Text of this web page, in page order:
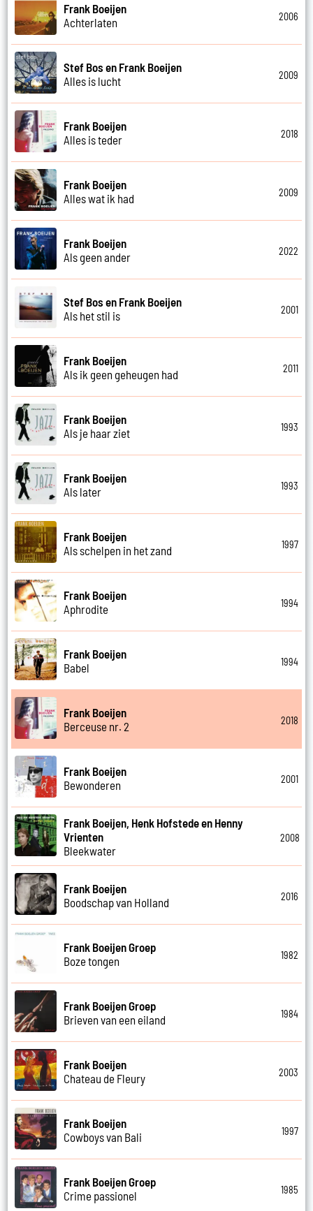
Frank Boeijen
Achterlaten
2006
Stef Bos en Frank Boeijen
Alles is lucht
2009
Frank Boeijen
Alles is teder
2018
Frank Boeijen
Alles wat ik had
2009
Frank Boeijen
Als geen ander
2022
Stef Bos en Frank Boeijen
Als het stil is
2001
Frank Boeijen
Als ik geen geheugen had
2011
Frank Boeijen
Als je haar ziet
1993
Frank Boeijen
Als later
1993
Frank Boeijen
Als schelpen in het zand
1997
Frank Boeijen
Aphrodite
1994
Frank Boeijen
Babel
1994
Frank Boeijen
Berceuse nr. 2
2018
Frank Boeijen
Bewonderen
2001
Frank Boeijen, Henk Hofstede en Henny
Vrienten
Bleekwater
2008
Frank Boeijen
Boodschap van Holland
2016
Frank Boeijen Groep
Boze tongen
1982
Frank Boeijen Groep
Brieven van een eiland
1984
Frank Boeijen
Chateau de Fleury
2003
Frank Boeijen
Cowboys van Bali
1997
Frank Boeijen Groep
Crime passionel
1985